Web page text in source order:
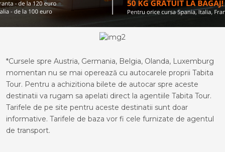
*Cursele spre Austria, Germania, Belgia, Olanda, Luxemburg
momentan nu se mai operează cu autocarele proprii Tabita
Tour. Pentru a achizitiona bilete de autocar spre aceste
destinatii va rugam sa apelati direct la agentiile Tabita Tour.
Tarifele de pe site pentru aceste destinatii sunt doar
informative. Tarifele de baza vor fi cele furnizate de agentul
de transport.